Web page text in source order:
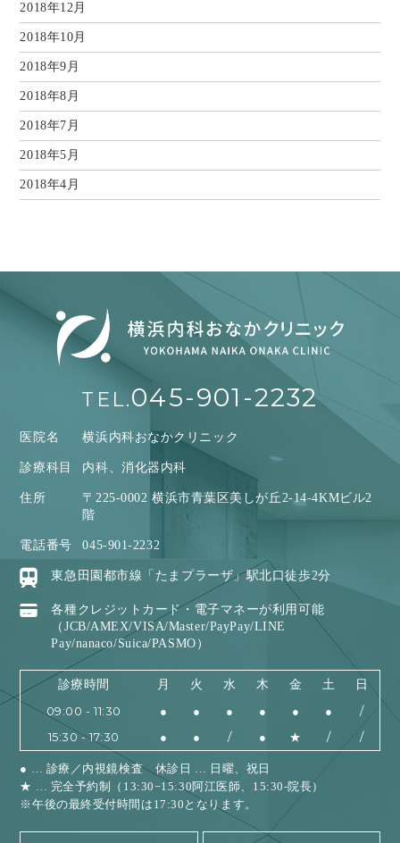
2018年12月
2018年10月
2018年9月
2018年8月
2018年7月
2018年5月
2018年4月
TEL.045-901-2232
医院名 横浜内科おなかクリニック
診療科目 内科、消化器内科
住所
〒225-0002 横浜市青葉区美しが丘2-14-4KMビル2
階
電話番号 045-901-2232
東急田園都市線「たまプラーザ」駅北口徒歩2分
各種クレジットカード・電子マネーが利用可能
（JCB/AMEX/VISA/Master/PayPay/LINE
Pay/nanaco/Suica/PASMO）
診療時間 月 火 水 木 金 土 日
09:00 - 11:30 ● ● ● ● ● ●
/
15:30 - 17:30
● ● / ● ★ / /
● … 診療／内視鏡検査 休診日 … 日曜、祝日
★ … 完全予約制（13:30−15:30阿江医師、15:30-院長）
※午後の最終受付時間は17:30となります。